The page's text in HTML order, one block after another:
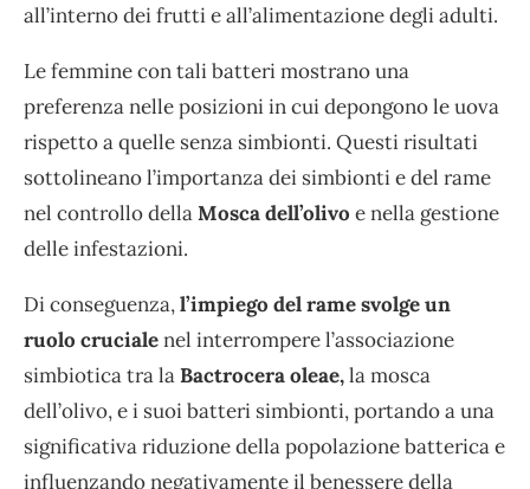
all’interno dei frutti e all’alimentazione degli adulti.
Le femmine con tali batteri mostrano una
preferenza nelle posizioni in cui depongono le uova
rispetto a quelle senza simbionti. Questi risultati
sottolineano l’importanza dei simbionti e del rame
nel controllo dellaMosca dell’olivo e nella gestione
delle infestazioni.
Di conseguenza,l’impiego del rame svolge un
ruolo crucialenel interrompere l’associazione
simbiotica tra laBactrocera oleae,la mosca
dell’olivo, e i suoi batteri simbionti, portando a una
significativa riduzione della popolazione batterica e
influenzando negativamente il benessere della